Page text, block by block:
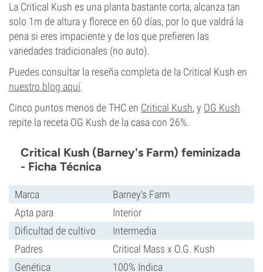
La Critical Kush es una planta bastante corta, alcanza tan
solo 1m de altura y florece en 60 días, por lo que valdrá la
pena si eres impaciente y de los que prefieren las
variedades tradicionales (no auto).
Puedes consultar la reseña completa de la Critical Kush en
nuestro blog aquí.
Cinco puntos menos de THC en Critical Kush, y OG Kush
repite la receta OG Kush de la casa con 26%.
Critical Kush (Barney's Farm) feminizada
- Ficha Técnica
Marca
Barney's Farm
Apta para
Interior
Dificultad de cultivo
Intermedia
Padres
Critical Mass x O.G. Kush
Genética
100% Indica